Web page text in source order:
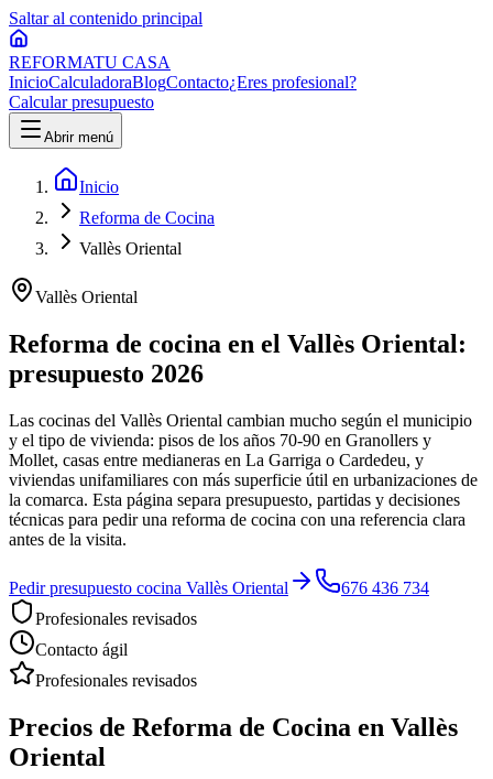
Saltar al contenido principal
REFORMATU CASA
InicioCalculadoraBlogContacto¿Eres profesional?
Calcular presupuesto
Abrir menú
Inicio
Reforma de Cocina
Vallès Oriental
Vallès Oriental
Reforma de cocina en el Vallès Oriental:
presupuesto 2026
Las cocinas del Vallès Oriental cambian mucho según el municipio
y el tipo de vivienda: pisos de los años 70-90 en Granollers y
Mollet, casas entre medianeras en La Garriga o Cardedeu, y
viviendas unifamiliares con más superficie útil en urbanizaciones de
la comarca. Esta página separa presupuesto, partidas y decisiones
técnicas para pedir una reforma de cocina con una referencia clara
antes de la visita.
Pedir presupuesto cocina Vallès Oriental
676 436 734
Profesionales revisados
Contacto ágil
Profesionales revisados
Precios de Reforma de Cocina en Vallès
Oriental